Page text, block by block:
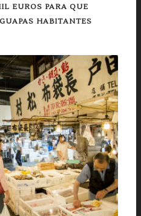
EUROS PARA QUE
HABITANTES